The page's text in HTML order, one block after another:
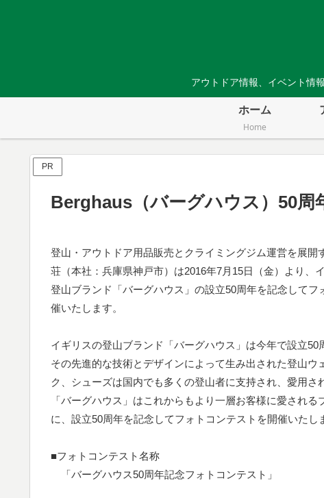
アウトドア情報、イベント情
ホーム
Home
PR
Berghaus（バーグハウス）50周
登山・アウトドア用品販売とクライミングジム運営を展開
荘（本社：兵庫県神戸市）は2016年7月15日（金）より、
登山ブランド「バーグハウス」の設立50周年を記念してフ
催いたします。
イギリスの登山ブランド「バーグハウス」は今年で設立50
その先進的な技術とデザインによって生み出された登山ウ
ク、シューズは国内でも多くの登山者に支持され、愛用さ
「バーグハウス」はこれからもより一層お客様に愛される
に、設立50周年を記念してフォトコンテストを開催いたし
■フォトコンテスト名称
「バーグハウス50周年記念フォトコンテスト」